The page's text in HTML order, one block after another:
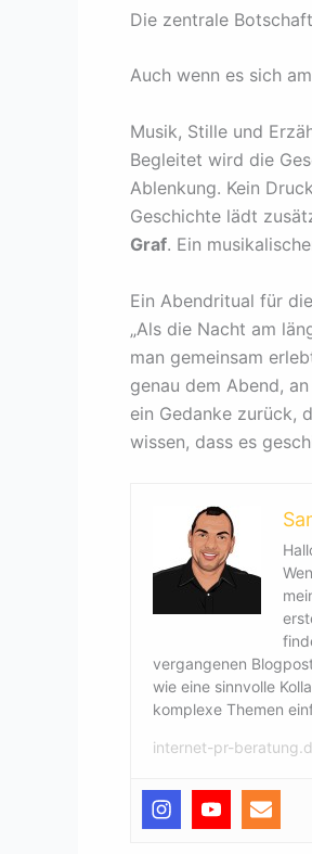
Die zentrale
Auch wenn es sich
Musik, Stille und
Begleitet wird die
Ablenkung. Kein
Geschichte lädt
Graf. Ein
Ein Abendritual für
„Als die Nacht am
man gemeinsam
genau dem Abend,
ein Gedanke zurück,
wissen, dass es
vergangenen
wie eine sinnvolle
komplexe Themen
internet-pr-